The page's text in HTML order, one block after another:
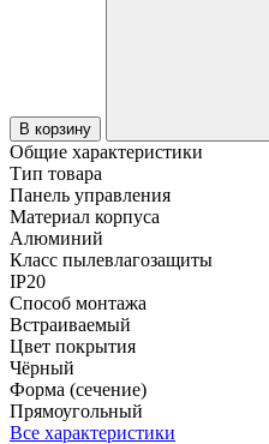
В корзину
Общие характеристики
Тип товара
Панель управления
Материал корпуса
Алюминий
Класс пылевлагозащиты
IP20
Способ монтажа
Встраиваемый
Цвет покрытия
Чёрный
Форма (сечение)
Прямоугольный
Все характеристики